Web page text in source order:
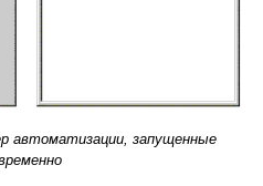
автоматизации, запущенные